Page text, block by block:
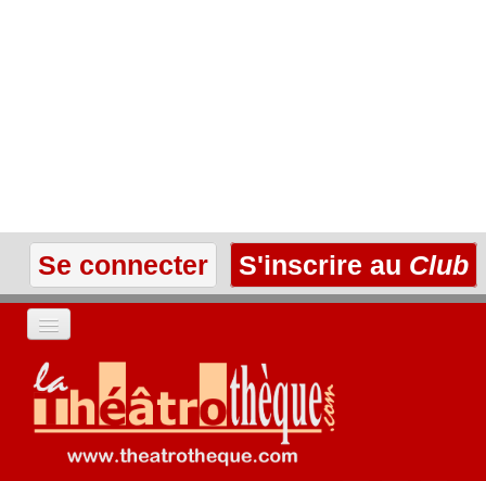
Se connecter S'inscrire au Club
ACCUEIL
LES TEXTES